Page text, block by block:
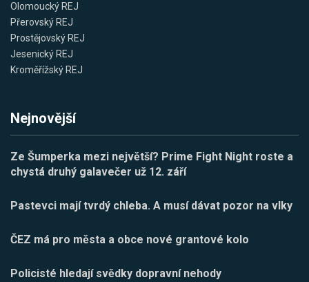
Olomoucký REJ
Přerovský REJ
Prostějovský REJ
Jesenický REJ
Kroměřížský REJ
Nejnovější
Ze Šumperka mezi největší? Prime Fight Night roste a
chystá druhý galavečer už 12. září
Pastevci mají tvrdý chleba. A musí dávat pozor na vlky
ČEZ má pro města a obce nové grantové kolo
Policisté hledají svědky dopravní nehody